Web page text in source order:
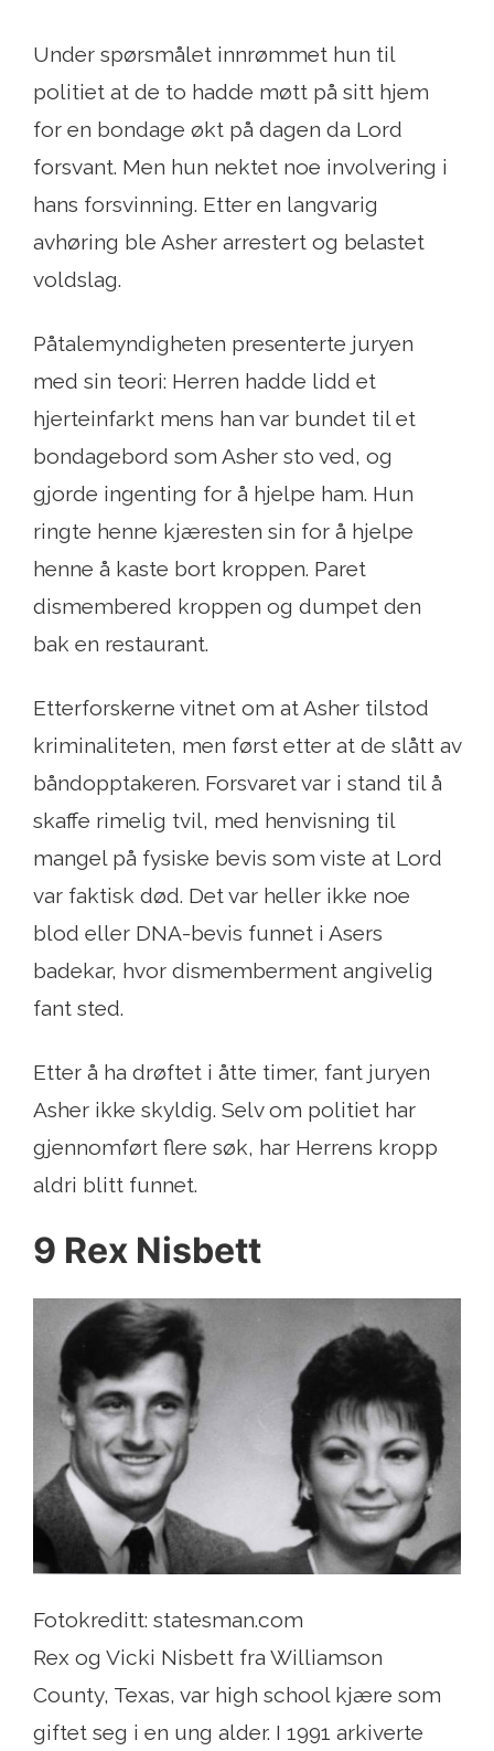
Under spørsmålet innrømmet hun til
politiet at de to hadde møtt på sitt hjem
for en bondage økt på dagen da Lord
forsvant. Men hun nektet noe involvering i
hans forsvinning. Etter en langvarig
avhøring ble Asher arrestert og belastet
voldslag.
Påtalemyndigheten presenterte juryen
med sin teori: Herren hadde lidd et
hjerteinfarkt mens han var bundet til et
bondagebord som Asher sto ved, og
gjorde ingenting for å hjelpe ham. Hun
ringte henne kjæresten sin for å hjelpe
henne å kaste bort kroppen. Paret
dismembered kroppen og dumpet den
bak en restaurant.
Etterforskerne vitnet om at Asher tilstod
kriminaliteten, men først etter at de slått av
båndopptakeren. Forsvaret var i stand til å
skaffe rimelig tvil, med henvisning til
mangel på fysiske bevis som viste at Lord
var faktisk død. Det var heller ikke noe
blod eller DNA-bevis funnet i Asers
badekar, hvor dismemberment angivelig
fant sted.
Etter å ha drøftet i åtte timer, fant juryen
Asher ikke skyldig. Selv om politiet har
gjennomført flere søk, har Herrens kropp
aldri blitt funnet.
9 Rex Nisbett
Fotokreditt: statesman.com
Rex og Vicki Nisbett fra Williamson
County, Texas, var high school kjære som
giftet seg i en ung alder. I 1991 arkiverte